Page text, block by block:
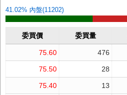
41.02% 內盤(11202)
委買價 委買量
75.60 476
75.50 28
75.40 13